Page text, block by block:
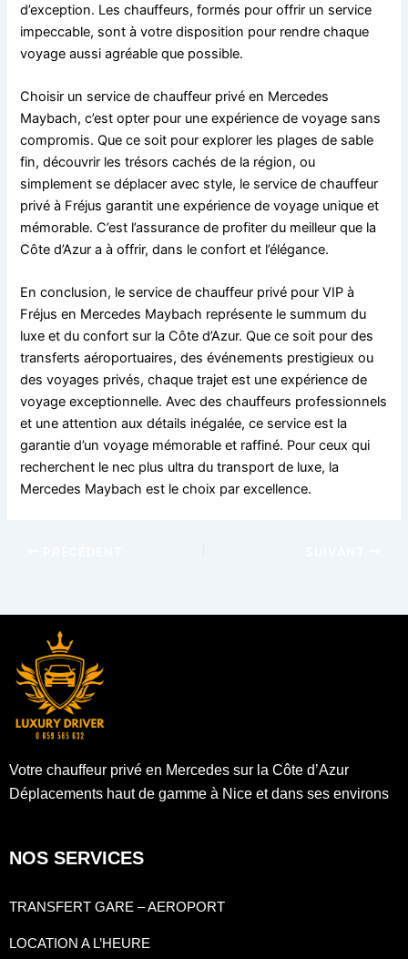
d’exception. Les chauffeurs, formés pour offrir un service
impeccable, sont à votre disposition pour rendre chaque
voyage aussi agréable que possible.
Choisir un service de chauffeur privé en Mercedes
Maybach, c’est opter pour une expérience de voyage sans
compromis. Que ce soit pour explorer les plages de sable
fin, découvrir les trésors cachés de la région, ou
simplement se déplacer avec style, le service de chauffeur
privé à Fréjus garantit une expérience de voyage unique et
mémorable. C’est l’assurance de profiter du meilleur que la
Côte d’Azur a à offrir, dans le confort et l’élégance.
En conclusion, le service de chauffeur privé pour VIP à
Fréjus en Mercedes Maybach représente le summum du
luxe et du confort sur la Côte d’Azur. Que ce soit pour des
transferts aéroportuaires, des événements prestigieux ou
des voyages privés, chaque trajet est une expérience de
voyage exceptionnelle. Avec des chauffeurs professionnels
et une attention aux détails inégalée, ce service est la
garantie d’un voyage mémorable et raffiné. Pour ceux qui
recherchent le nec plus ultra du transport de luxe, la
Mercedes Maybach est le choix par excellence.
Votre chauffeur privé en Mercedes sur la Côte d’Azur
Déplacements haut de gamme à Nice et dans ses environs
NOS SERVICES
TRANSFERT GARE – AEROPORT
LOCATION A L’HEURE